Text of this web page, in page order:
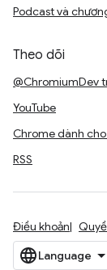
Podcast và
Theo dõi
@ChromiumDev
YouTube
Chrome dành
RSS
Điều khoản